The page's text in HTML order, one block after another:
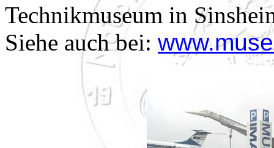
Technikmuseum in
Siehe auch bei: